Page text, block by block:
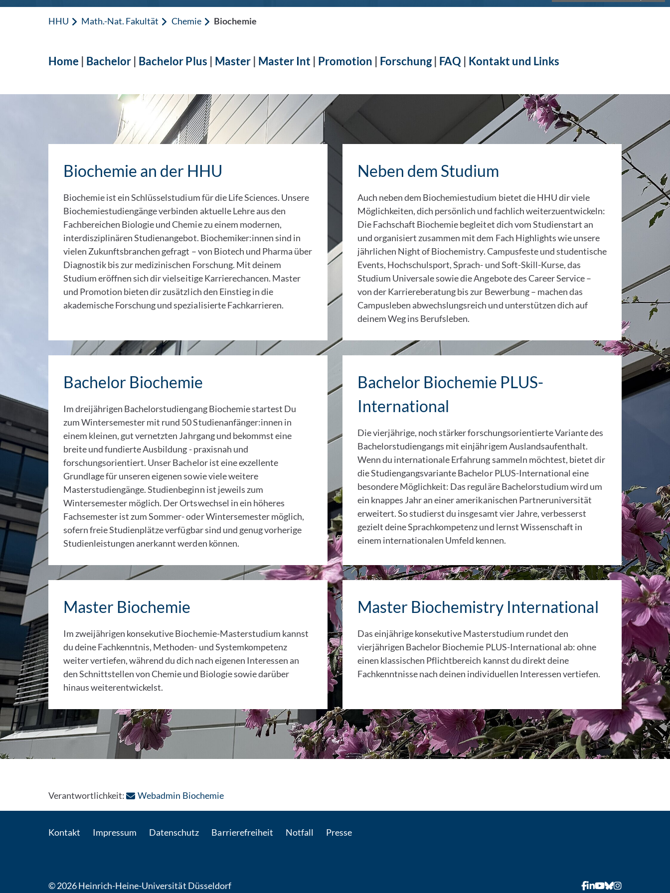
HHU Math.-Nat. Fakultät Chemie Biochemie
Home Bachelor Bachelor Plus Master| Master Int Promotion Forschung| FAQ Kontakt und Links
Biochemie an der HHU
Biochemie ist ein Schlüsselstudium für die Life Sciences. Unsere
Biochemiestudiengänge verbinden aktuelle Lehre aus den
Fachbereichen Biologie und Chemie zu einem modernen,
interdisziplinären Studienangebot. Biochemiker:innen sind in
vielen Zukunftsbranchen gefragt – von Biotech und Pharma über
Diagnostik bis zur medizinischen Forschung. Mit deinem
Studium eröffnen sich dir vielseitige Karrierechancen. Master
und Promotion bieten dir zusätzlich den Einstieg in die
akademische Forschung und spezialisierte Fachkarrieren.
Neben dem Studium
Auch neben dem Biochemiestudium bietet die HHU dir viele
Möglichkeiten, dich persönlich und fachlich weiterzuentwickeln:
Die Fachschaft Biochemie begleitet dich vom Studienstart an
und organisiert zusammen mit dem Fach Highlights wie unsere
jährlichen Night of Biochemistry. Campusfeste und studentische
Events, Hochschulsport, Sprach- und Soft-Skill-Kurse, das
Studium Universale sowie die Angebote des Career Service –
von der Karriereberatung bis zur Bewerbung – machen das
Campusleben abwechslungsreich und unterstützen dich auf
deinem Weg ins Berufsleben.
Bachelor Biochemie
Im dreijährigen Bachelorstudiengang Biochemie startest Du
zum Wintersemester mit rund 50 Studienanfänger:innen in
einem kleinen, gut vernetzten Jahrgang und bekommst eine
breite und fundierte Ausbildung - praxisnah und
forschungsorientiert. Unser Bachelor ist eine exzellente
Grundlage für unseren eigenen sowie viele weitere
Masterstudiengänge. Studienbeginn ist jeweils zum
Wintersemester möglich. Der Ortswechsel in ein höheres
Fachsemester ist zum Sommer- oder Wintersemester möglich,
sofern freie Studienplätze verfügbar sind und genug vorherige
Studienleistungen anerkannt werden können.
Bachelor Biochemie PLUS-
International
Die vierjährige, noch stärker forschungsorientierte Variante des
Bachelorstudiengangs mit einjährigem Auslandsaufenthalt.
Wenn du internationale Erfahrung sammeln möchtest, bietet dir
die Studiengangsvariante Bachelor PLUS-International eine
besondere Möglichkeit: Das reguläre Bachelorstudium wird um
ein knappes Jahr an einer amerikanischen Partneruniversität
erweitert. So studierst du insgesamt vier Jahre, verbesserst
gezielt deine Sprachkompetenz und lernst Wissenschaft in
einem internationalen Umfeld kennen.
Master Biochemie
Im zweijährigen konsekutive Biochemie-Masterstudium kannst
du deine Fachkenntnis, Methoden- und Systemkompetenz
weiter vertiefen, während du dich nach eigenen Interessen an
den Schnittstellen von Chemie und Biologie sowie darüber
hinaus weiterentwickelst.
Master Biochemistry International
Das einjährige konsekutive Masterstudium rundet den
vierjährigen Bachelor Biochemie PLUS-International ab: ohne
einen klassischen Pflichtbereich kannst du direkt deine
Fachkenntnisse nach deinen individuellen Interessen vertiefen.
Verantwortlichkeit: Webadmin Biochemie: Per E-Mail kontaktieren
Kontakt Impressum Datenschutz Barrierefreiheit Notfall Presse
© 2026 Heinrich-Heine-Universität Düsseldorf